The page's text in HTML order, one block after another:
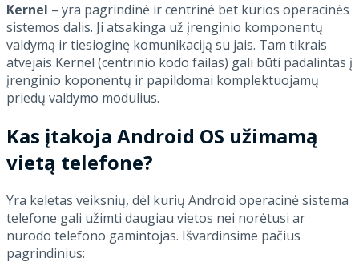
Kernel – yra pagrindinė ir centrinė bet kurios operacinės
sistemos dalis. Ji atsakinga už įrenginio komponentų
valdymą ir tiesioginę komunikaciją su jais. Tam tikrais
atvejais Kernel (centrinio kodo failas) gali būti padalintas į
įrenginio koponentų ir papildomai komplektuojamų
priedų valdymo modulius.
Kas įtakoja Android OS užimamą
vietą telefone?
Yra keletas veiksnių, dėl kurių Android operacinė sistema
telefone gali užimti daugiau vietos nei norėtusi ar
nurodo telefono gamintojas. Išvardinsime pačius
pagrindinius: